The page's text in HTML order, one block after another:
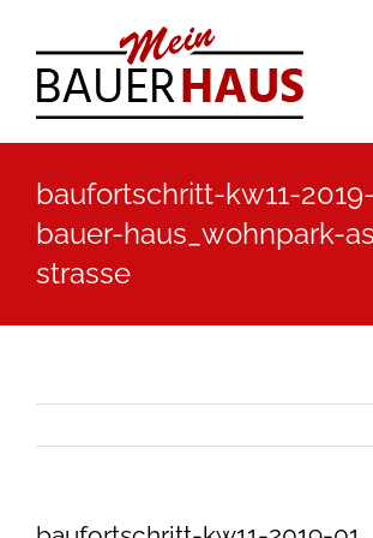
Inhalt
springen
baufortschritt-kw11-
bauer-haus_wohnpark-
strasse